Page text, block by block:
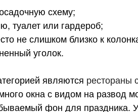
схему;
туалет или гардероб;
не слишком близко к
уголок.
являются рестораны
окна с видом на развод
фон для праздника.